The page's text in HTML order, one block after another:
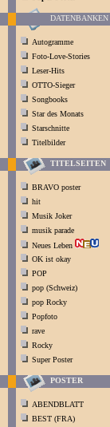
DATENBANKEN
Autogramme
Foto-Love-Stories
Leser-Hits
OTTO-Sieger
Songbooks
Star des Monats
Starschnitte
Titelbilder
TITELSEITEN
BRAVO poster
hit
Musik Joker
musik parade
Neues Leben
OK ist okay
POP
pop (Schweiz)
pop Rocky
Popfoto
rave
Rocky
Super Poster
POSTER
ABENDBLATT
BEST (FRA)